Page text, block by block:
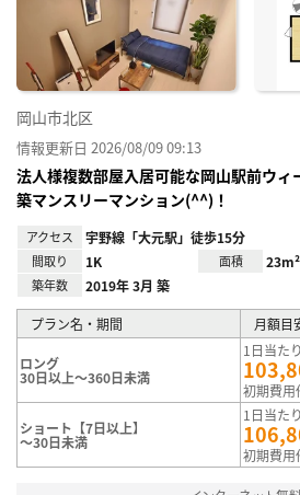
岡山市北区
情報更新日 2026/08/09 09:13
法人様複数部屋入居可能な岡山駅前ウィ
築マンスリーマンション(^^)！
アクセス 宇野線「大元駅」徒歩15分
間取り 1K 面積 23m²
築年数 2019年 3月 築
プラン名・期間 月額目
ロング
30日以上～360日未満
1日当た
初期費用
ショート【7日以上】
～30日未満
1日当た
初期費用